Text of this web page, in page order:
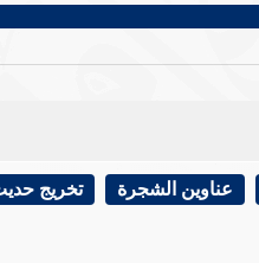
عناوين الشجرة تخريج